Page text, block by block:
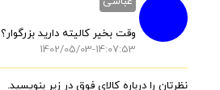
وقت بخیر کالیته دارید بزرگوار؟
1402/05/03-14:07:53
نظرتان را درباره کالای فوق در زیر بنویسید.